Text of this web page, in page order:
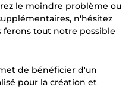
le moindre problème ou
n'hésitez
ferons tout notre possible
de bénéficier d'un
pour la création et